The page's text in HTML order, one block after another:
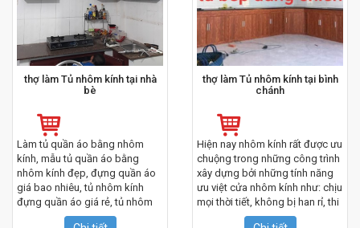
thợ làm Tủ nhôm kính tại nhà
bè
Làm tủ quần áo bằng nhôm
kính, mẫu tủ quần áo bằng
nhôm kính đẹp, đựng quần áo
giá bao nhiêu, tủ nhôm kính
đựng quần áo giá rẻ, tủ nhôm
kính đựng quần áo đẹp, tủ
thợ làm Tủ nhôm kính tại bình
chánh
Hiện nay nhôm kính rất được ưu
chuộng trong những công trình
xây dựng bởi những tính năng
ưu việt cửa nhôm kính như: chịu
mọi thời tiết, không bị han rỉ, thi
công nhanh chóng, tính an toàn